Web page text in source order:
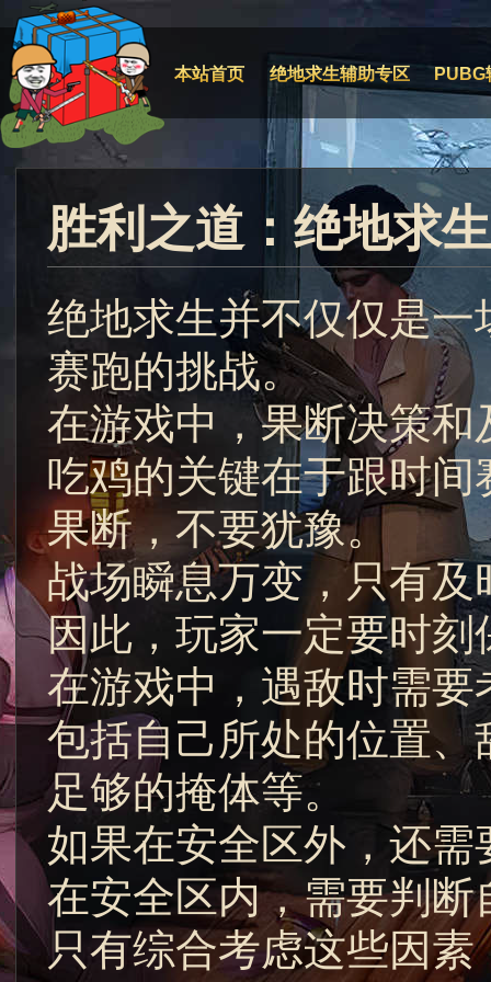
本站首页 绝地求生辅助专区 PUBG
胜利之道：绝地求
绝地求生并不仅仅是
赛跑的挑战。
在游戏中，果断决策
吃鸡的关键在于跟时
果断，不要犹豫。
战场瞬息万变，只有
因此，玩家一定要时
在游戏中，遇敌时需要
包括自己所处的位置
足够的掩体等。
如果在安全区外，还
在安全区内，需要判
只有综合考虑这些因